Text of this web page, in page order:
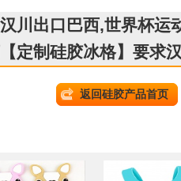
汉川出口巴西,世界杯
定制硅胶冰格】要求
返回硅胶产品首页